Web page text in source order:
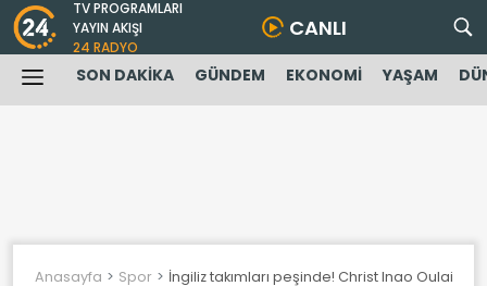
TV PROGRAMLARI
YAYIN AKIŞI
24 RADYO
CANLI
SON DAKİKA GÜNDEM EKONOMİ YAŞAM
Anasayfa Spor İngiliz takımları peşinde! Christ Inao Oulai